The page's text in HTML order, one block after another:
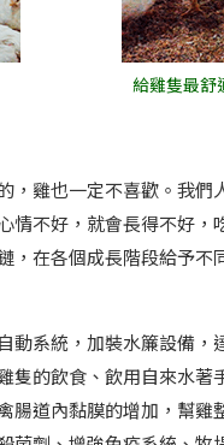
給雞隻最舒
，雞也一定不喜歡。我
情不好，就會長得不好
，在各個成長階段給予
動系統，加裝水簾設備
隻的飲食、飲用自來水著
腸道內黏膜的增加，幫